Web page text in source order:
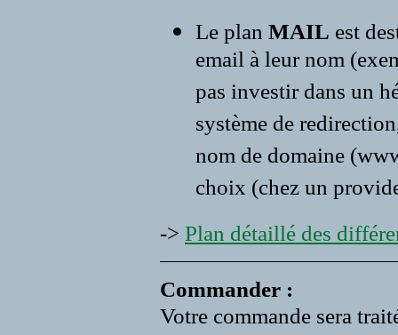
Le plan MAIL est
email à leur nom
pas investir dans un
système de
nom de domaine
choix (chez un
-> Plan détaillé des
Commander :
Votre commande sera